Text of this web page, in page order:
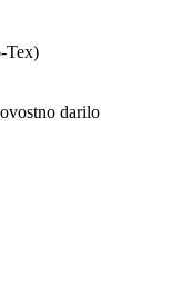
Tex)
darilo